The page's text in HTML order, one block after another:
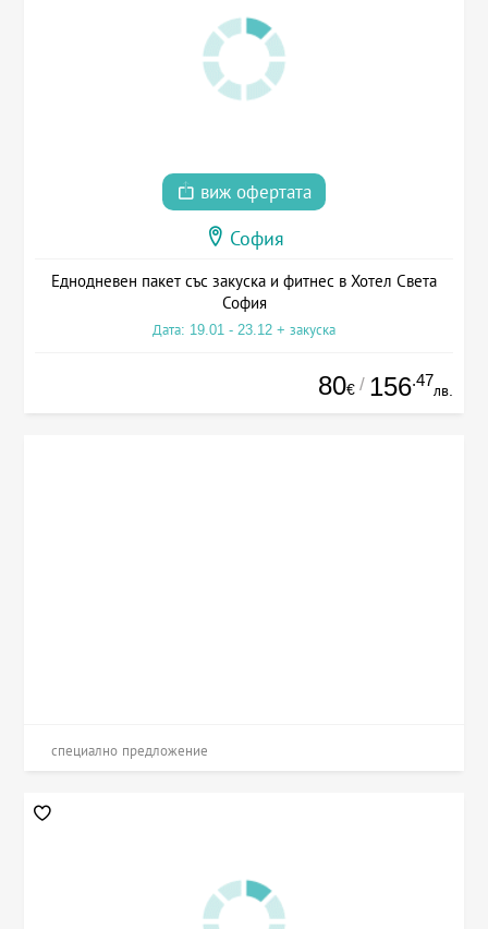
виж офертата
София
Еднодневен пакет със закуска и фитнес в Хотел Света
София
Дата: 19.01 - 23.12 + закуска
80€ / 156.47
лв.
специално предложение